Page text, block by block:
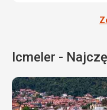
zakotwiczone
jak
również
wiele
Icmeler -